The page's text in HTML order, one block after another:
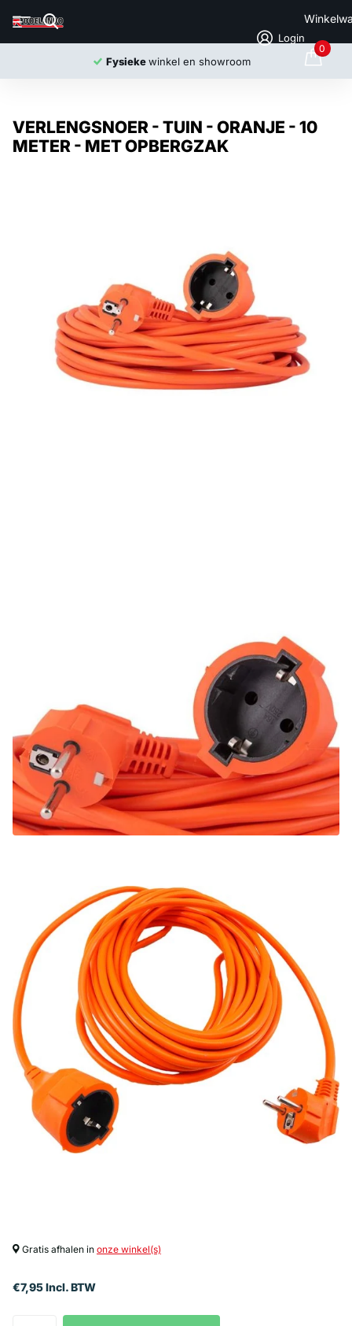
Login
0
Fysiekewinkel en showroom
VERLENGSNOER - TUIN - ORANJE - 10
METER - MET OPBERGZAK
Gratis afhalen in onze winkel(s)
€7,95 Incl. BTW